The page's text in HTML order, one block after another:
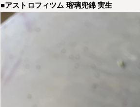
■アストロフィツム 瑠璃兜錦 実生